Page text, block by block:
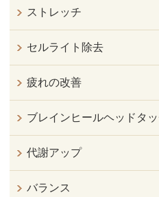
ストレッチ
セルライト除去
疲れの改善
ブレインヒールヘッドタ
代謝アップ
バランス